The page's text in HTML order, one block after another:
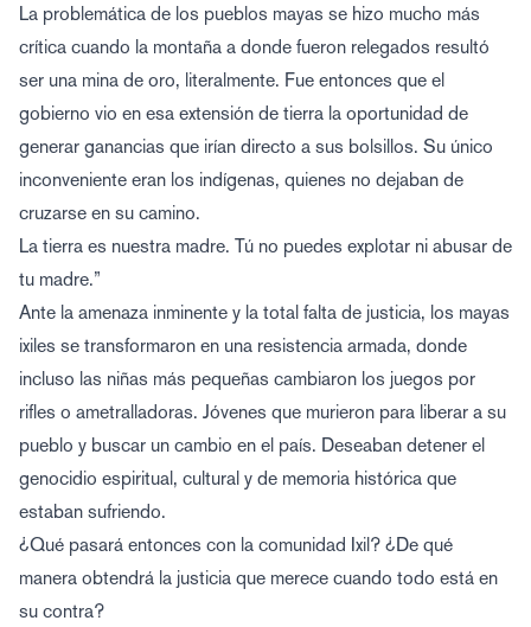
La problemática de los pueblos mayas se hizo mucho más
crítica cuando la montaña a donde fueron relegados resultó
ser una mina de oro, literalmente. Fue entonces que el
gobierno vio en esa extensión de tierra la oportunidad de
generar ganancias que irían directo a sus bolsillos. Su único
inconveniente eran los indígenas, quienes no dejaban de
cruzarse en su camino.
La tierra es nuestra madre. Tú no puedes explotar ni abusar de
tu madre.”
Ante la amenaza inminente y la total falta de justicia, los mayas
ixiles se transformaron en una resistencia armada, donde
incluso las niñas más pequeñas cambiaron los juegos por
rifles o ametralladoras. Jóvenes que murieron para liberar a su
pueblo y buscar un cambio en el país. Deseaban detener el
genocidio espiritual, cultural y de memoria histórica que
estaban sufriendo.
¿Qué pasará entonces con la comunidad Ixil? ¿De qué
manera obtendrá la justicia que merece cuando todo está en
su contra?